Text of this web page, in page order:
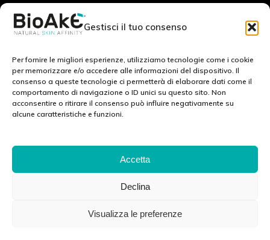
Gestisci il tuo consenso
Per fornire le migliori esperienze, utilizziamo tecnologie come i cookie
per memorizzare e/o accedere alle informazioni del dispositivo. Il
consenso a queste tecnologie ci permetterà di elaborare dati come il
comportamento di navigazione o ID unici su questo sito. Non
acconsentire o ritirare il consenso può influire negativamente su
alcune caratteristiche e funzioni.
Accetta
Declina
Visualizza le preferenze
RESTA IN CONTATTO CON NOI:
Cookie Policy (EU)
Privacy Policy
Via Tito Schipa, 6 · 73020 · Carpignano Salentino (LE) · ITALY
P.I./C.F./C.C.I.A.A 04083870750 Cap. soc. e. l. 100.000.00 euro ·